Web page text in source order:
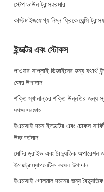
স্টেপ ডাউন ট্রান্সফরমার
কাস্টমাইজযোগ্য নিম্ন ফ্রিকোয়েন্সি
ইন্ডাক্টর এবং স্টোকস
পাওয়ার সাপ্লাই ডিজাইনের জন্য যথার্থ
কোর উপাদান
শক্তি স্থানান্তর শক্তি উন্নতির জন্য
সঞ্চয় সরঞ্জাম
ইএমআই দমন ইনডাক্টর এবং চোকস
উচ্চ বর্তমান
মোটর ড্রাইভ এবং বৈদ্যুতিক অপারেশন
ইলেক্ট্রোম্যাগনেটিক কয়েল উপাদান
ইএমআই গোলমাল দমনের জন্য বৈদ্যুতিক